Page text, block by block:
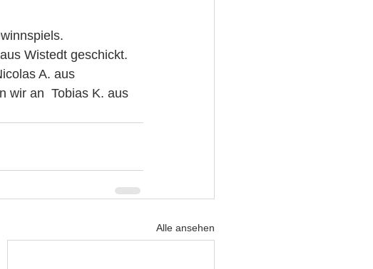
Wistedt geschickt.
A. aus
wir an  Tobias K. aus
Alle ansehen